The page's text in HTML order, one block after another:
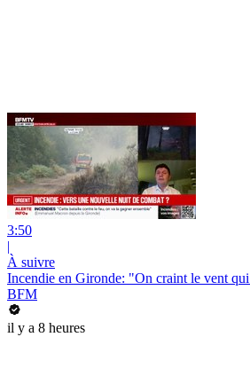
3:50
|
À suivre
Incendie en Gironde: "On craint le vent
BFM
il y a 8 heures